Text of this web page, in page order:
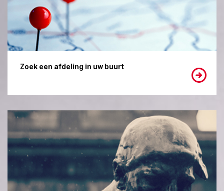
Zoek een afdeling in uw buurt